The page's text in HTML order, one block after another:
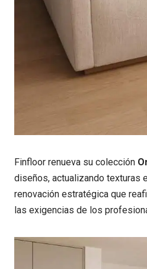
Finfloor renueva su colección
diseños, actualizando texturas
renovación estratégica que
las exigencias de los